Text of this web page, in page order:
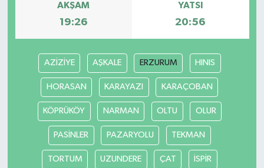
AKŞAM
19:26
YATSI
20:56
AZİZİYE AŞKALE ERZURUM HINIS
HORASAN KARAYAZI KARAÇOBAN
KÖPRÜKÖY NARMAN OLTU OLUR
PASİNLER PAZARYOLU TEKMAN
TORTUM UZUNDERE ÇAT İSPİR
Yerel Yönetimler
YEREL